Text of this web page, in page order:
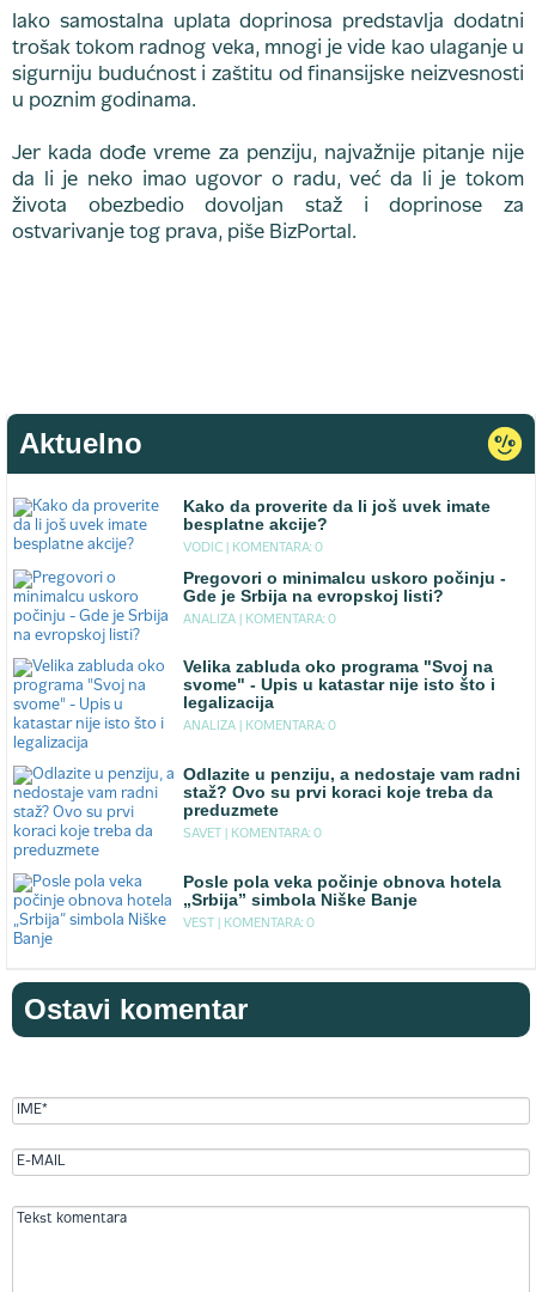
Iako samostalna uplata doprinosa predstavlja dodatni
trošak tokom radnog veka, mnogi je vide kao ulaganje u
sigurniju budućnost i zaštitu od finansijske neizvesnosti
u poznim godinama.
Jer kada dođe vreme za penziju, najvažnije pitanje nije
da li je neko imao ugovor o radu, već da li je tokom
života obezbedio dovoljan staž i doprinose za
ostvarivanje tog prava, piše BizPortal.
Aktuelno
Kako da proverite da li još uvek imate
besplatne akcije?
VODIC | KOMENTARA: 0
Pregovori o minimalcu uskoro počinju -
Gde je Srbija na evropskoj listi?
ANALIZA | KOMENTARA: 0
Velika zabluda oko programa "Svoj na
svome" - Upis u katastar nije isto što i
legalizacija
ANALIZA | KOMENTARA: 0
Odlazite u penziju, a nedostaje vam radni
staž? Ovo su prvi koraci koje treba da
preduzmete
SAVET | KOMENTARA: 0
Posle pola veka počinje obnova hotela
„Srbija” simbola Niške Banje
VEST | KOMENTARA: 0
Ostavi komentar